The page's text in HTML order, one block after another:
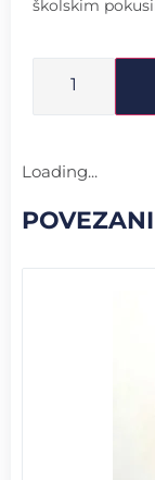
školskim
Loading...